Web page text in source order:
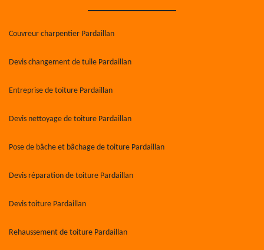
Couvreur charpentier Pardaillan
Devis changement de tuile Pardaillan
Entreprise de toiture Pardaillan
Devis nettoyage de toiture Pardaillan
Pose de bâche et bâchage de toiture Pardaillan
Devis réparation de toiture Pardaillan
Devis toiture Pardaillan
Rehaussement de toiture Pardaillan